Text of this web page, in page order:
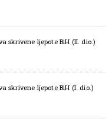
skrivene ljepote BiH (II. dio.)
skrivene ljepote BiH (I. dio.)